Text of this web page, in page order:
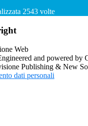
2543 volte
and powered by
Publishing & New
dati personali